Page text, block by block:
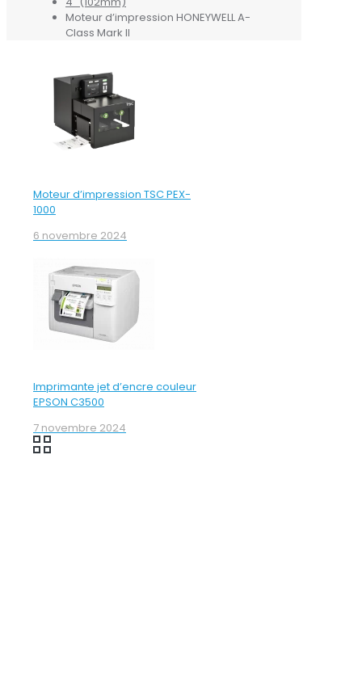
Moteur d’impression HONEYWELL A-
Class Mark II
Moteur d’impression TSC PEX-
1000
6 novembre 2024
Imprimante jet d’encre couleur
EPSON C3500
7 novembre 2024